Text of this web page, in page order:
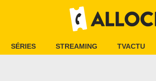
SÉRIES STREAMING TVACTU